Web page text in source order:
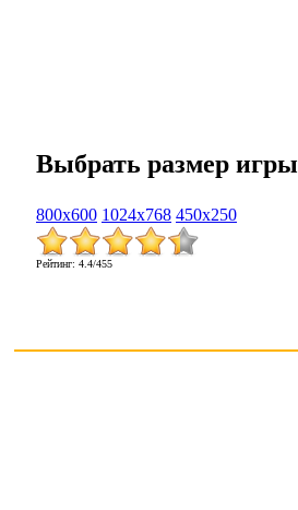
Выбрать размер игры
800x600 1024x768 450x250
Рейтинг: 4.4/455